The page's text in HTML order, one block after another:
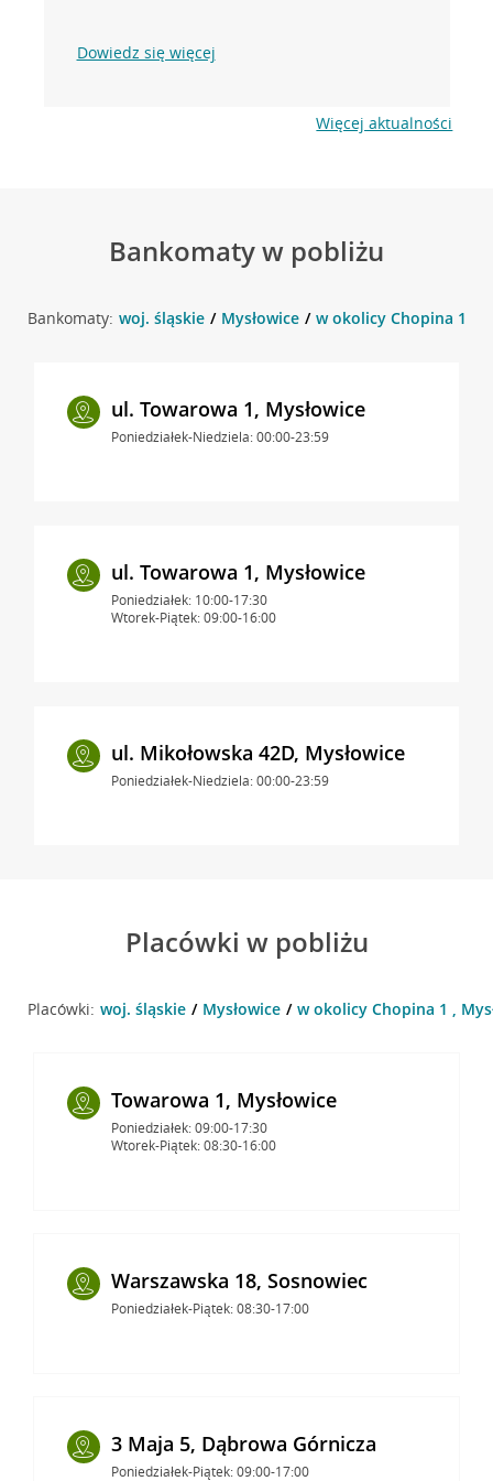
Dowiedz się więcej
Więcej aktualności
Bankomaty w pobliżu
Bankomaty: woj. śląskie Mysłowice w okolicy Chopina 1 ,
ul. Towarowa 1, Mysłowice
Poniedziałek-Niedziela: 00:00-23:59
ul. Towarowa 1, Mysłowice
Poniedziałek: 10:00-17:30
Wtorek-Piątek: 09:00-16:00
ul. Mikołowska 42D, Mysłowice
Poniedziałek-Niedziela: 00:00-23:59
Placówki w pobliżu
Placówki: woj. śląskie Mysłowice w okolicy Chopina 1 ,
Towarowa 1, Mysłowice
Poniedziałek: 09:00-17:30
Wtorek-Piątek: 08:30-16:00
Warszawska 18, Sosnowiec
Poniedziałek-Piątek: 08:30-17:00
3 Maja 5, Dąbrowa Górnicza
Poniedziałek-Piątek: 09:00-17:00